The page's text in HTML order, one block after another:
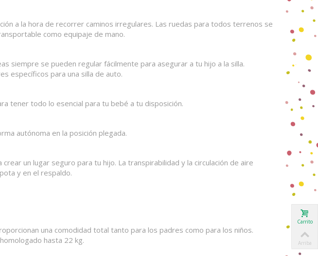
a la hora de recorrer caminos irregulares. Las ruedas para todos terrenos se
como equipaje de mano.
siempre se pueden regular fácilmente para asegurar a tu hijo a la silla.
específicos para una silla de auto.
tener todo lo esencial para tu bebé a tu disposición.
autónoma en la posición plegada.
un lugar seguro para tu hijo. La transpirabilidad y la circulación de aire
y en el respaldo.
una comodidad total tanto para los padres como para los niños.
hasta 22 kg.
Carrito
Arriba